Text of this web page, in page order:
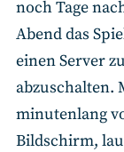
noch Tage
Abend das
einen Server
abzuschalten.
minutenlang
Bildschirm,